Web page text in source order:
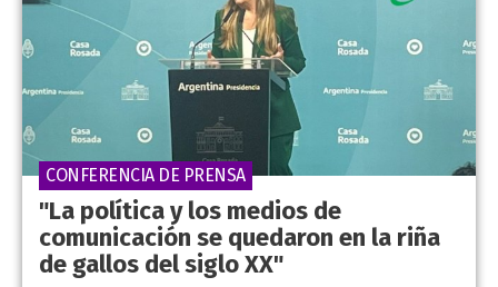
"La política y los medios de
comunicación se quedaron en la riña
de gallos del siglo XX"
CONFERENCIA DE PRENSA